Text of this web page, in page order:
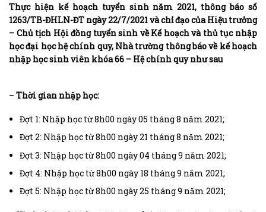
Thực hiện kế hoạch tuyển sinh năm 2021, thông báo số
1263/TB-ĐHLN-ĐT ngày 22/7/2021 và chỉ đạo của Hiệu trưởng
– Chủ tịch Hội đồng tuyển sinh về Kế hoạch và thủ tục nhập
học đại học hệ chính quy, Nhà trường thông báo về kế hoạch
nhập học sinh viên khóa 66 – Hệ chính quy như sau
– Thời gian nhập học:
Đợt 1: Nhập học từ 8h00 ngày 05 tháng 8 năm 2021;
Đợt 2: Nhập học từ 8h00 ngày 21 tháng 8 năm 2021;
Đợt 3: Nhập học từ 8h00 ngày 04 tháng 9 năm 2021;
Đợt 4: Nhập học từ 8h00 ngày 18 tháng 9 năm 2021;
Đợt 5: Nhập học từ 8h00 ngày 25 tháng 9 năm 2021;